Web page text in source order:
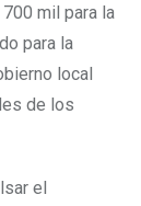
mil para la
para la
local
de los
el